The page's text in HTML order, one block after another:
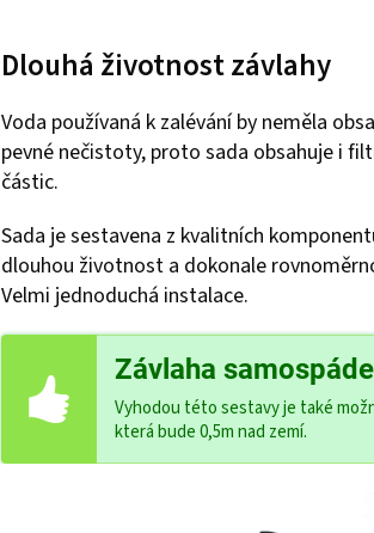
Dlouhá životnost závlahy
Voda používaná k zalévání by neměla
pevné nečistoty, proto sada obsahuje i
částic.
Sada je sestavena z kvalitních
dlouhou životnost a dokonale
Velmi jednoduchá instalace.
Závlaha
Vyhodou této sestavy je také
která bude 0,5m nad zemí.